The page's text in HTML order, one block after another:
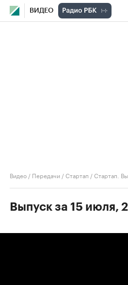
ВИДЕО
Видео / Передачи /Стартап /Стартап.
Выпуск за 15 июля,